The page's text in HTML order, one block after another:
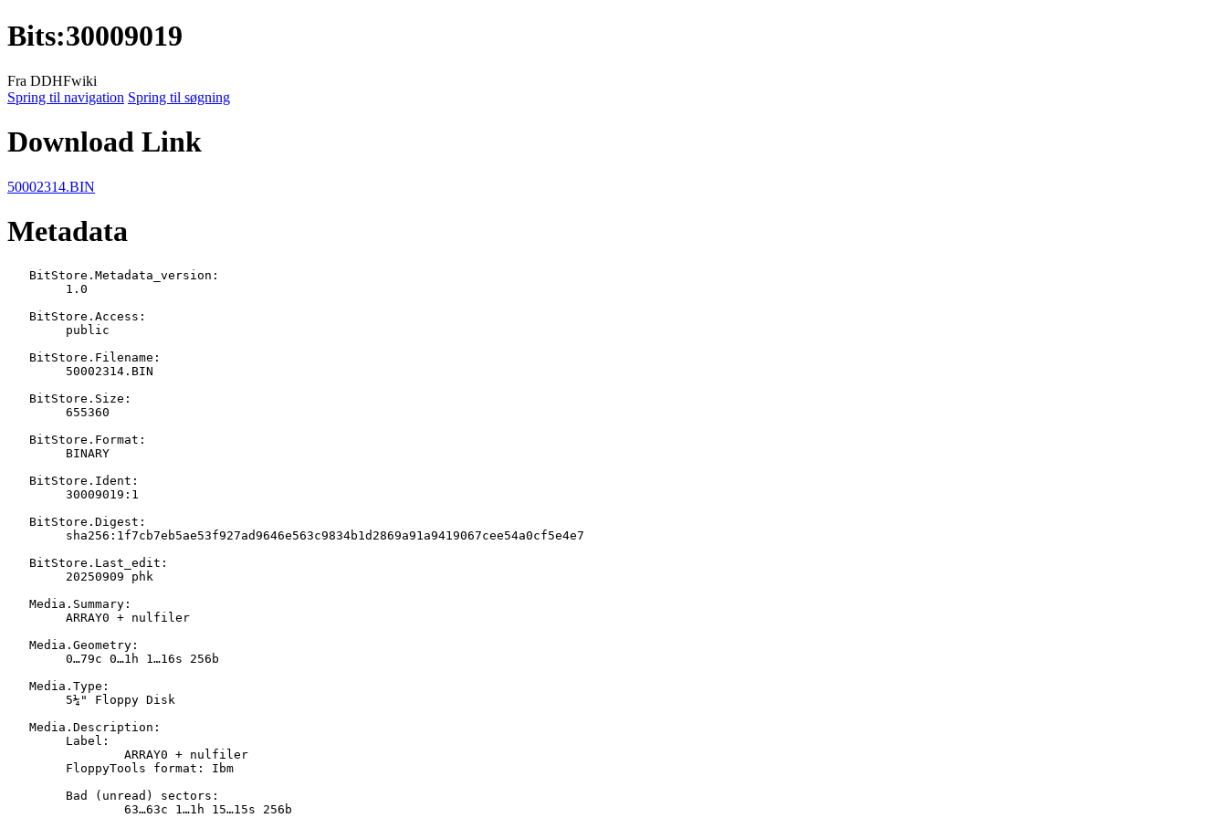
Bits:30009019
Fra DDHFwiki
Spring til navigation Spring til søgning
Download Link
50002314.BIN
Metadata
   BitStore.Metadata_version:
   BitStore.Access:
   BitStore.Filename:
   BitStore.Size:
   BitStore.Format:
   BitStore.Ident:
   BitStore.Digest:
   BitStore.Last_edit:
   Media.Summary:
   Media.Geometry:
   Media.Type:
   Media.Description: